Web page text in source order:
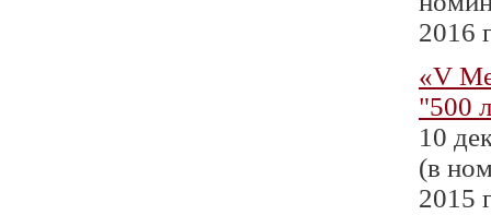
2016
«V
"500
10
(в
2015